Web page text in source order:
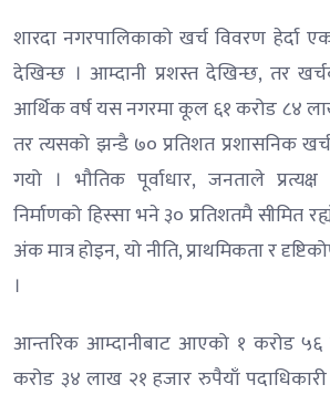
शारदा नगरपालिकाको खर्च विवरण हेर्दा
देखिन्छ । आम्दानी प्रशस्त देखिन्छ, तर
आर्थिक वर्ष यस नगरमा कूल ६१ करोड ८४
तर त्यसको झन्डै ७० प्रतिशत प्रशासनिक खर्च
गयो । भौतिक पूर्वाधार, जनताले
निर्माणको हिस्सा भने ३० प्रतिशतमै सीमित
अंक मात्र होइन, यो नीति, प्राथमिकता र
।
आन्तरिक आम्दानीबाट आएको १ करोड ५६
करोड ३४ लाख २१ हजार रुपैयाँ